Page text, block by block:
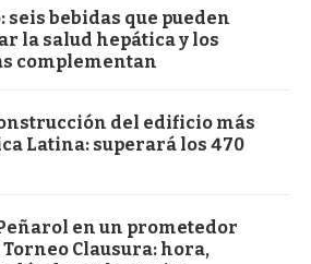
seis bebidas que pueden
la salud hepática y los
complementan
del edificio más
Latina: superará los 470
en un prometedor
Clausura: hora,